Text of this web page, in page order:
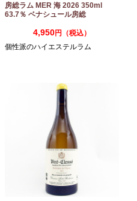
房総ラム MER 海 2026 350ml
63.7％ ベナシュール房総
4,950円（税込）
個性派のハイエステルラム